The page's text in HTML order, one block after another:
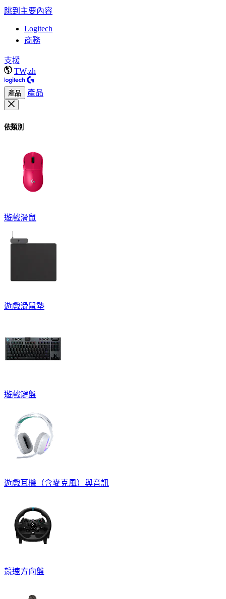
跳到主要內容
Logitech
商務
支援
TW,zh
產品 產品
依類別
遊戲滑鼠
遊戲滑鼠墊
遊戲鍵盤
遊戲耳機（含麥克風）與音訊
競速方向盤